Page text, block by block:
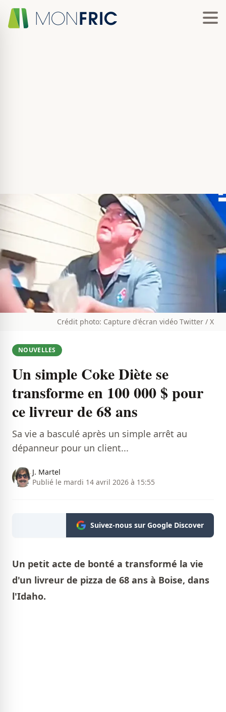
Crédit photo: Capture d'écran vidéo Twitter / X
NOUVELLES
Un simple Coke Diète se
transforme en 100 000 $ pour
ce livreur de 68 ans
Sa vie a basculé après un simple arrêt au
dépanneur pour un client...
J. Martel
Publié le mardi 14 avril 2026 à 15:55
Suivez-nous sur Google Discover
Un petit acte de bonté a transformé la vie
d'un livreur de pizza de 68 ans à Boise, dans
l'Idaho.